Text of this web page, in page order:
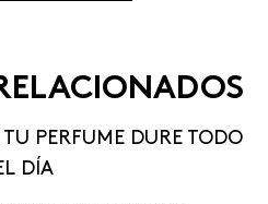
TU PERFUME DURE TODO
DÍA